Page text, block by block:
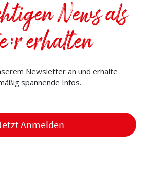
News als
erhalten
Newsletter an und erhalte
spannende Infos.
Anmelden